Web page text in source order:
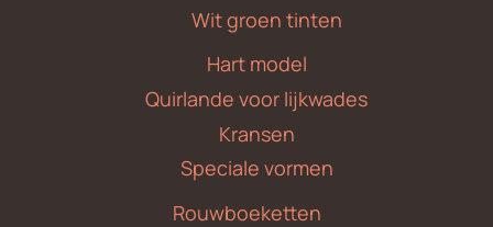
Wit groen tinten
Hart model
Quirlande voor lijkwades
Kransen
Speciale vormen
Rouwboeketten